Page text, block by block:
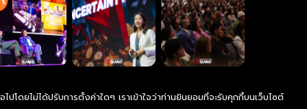
โดยไม่ได้ปรับการตั้งค่าใดๆ เราเข้าใจว่าท่านยินยอมที่จะรับคุกกี้บนเว็บไซต์